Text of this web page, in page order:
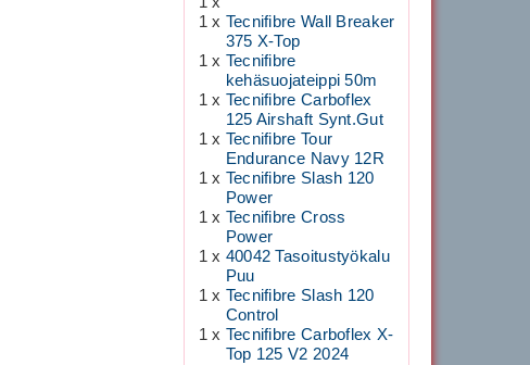
1 x Tecnifibre Wall Breaker
375 X-Top
1 x Tecnifibre
kehäsuojateippi 50m
1 x Tecnifibre Carboflex
125 Airshaft Synt.Gut
1 x Tecnifibre Tour
Endurance Navy 12R
1 x Tecnifibre Slash 120
Power
1 x Tecnifibre Cross
Power
1 x 40042 Tasoitustyökalu
Puu
1 x Tecnifibre Slash 120
Control
1 x Tecnifibre Carboflex X-
Top 125 V2 2024